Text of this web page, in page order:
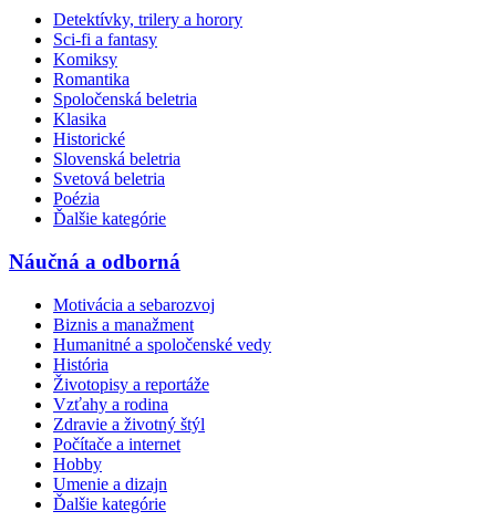
Detektívky, trilery a horory
Sci-fi a fantasy
Komiksy
Romantika
Spoločenská beletria
Klasika
Historické
Slovenská beletria
Svetová beletria
Poézia
Ďalšie kategórie
Náučná a odborná
Motivácia a sebarozvoj
Biznis a manažment
Humanitné a spoločenské vedy
História
Životopisy a reportáže
Vzťahy a rodina
Zdravie a životný štýl
Počítače a internet
Hobby
Umenie a dizajn
Ďalšie kategórie